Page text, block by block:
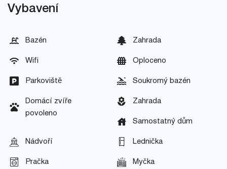
Vybavení
Bazén Zahrada
Wifi Oploceno
Parkoviště Soukromý bazén
Domácí zvíře
povoleno
Zahrada
Samostatný dům
Nádvoří Lednička
Pračka Myčka